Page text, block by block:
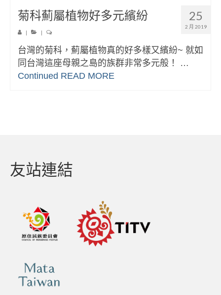
25
2 月 2019
菊科薊屬植物好多元繽紛
台灣的菊科，薊屬植物真的好多樣又繽紛~ 就如
同台灣這座母親之島的族群非常多元般！ …
Continued READ MORE
友站連結